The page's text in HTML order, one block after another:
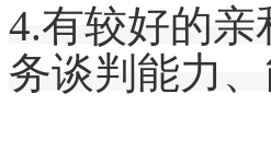
4.有较好的亲
务谈判能力 、